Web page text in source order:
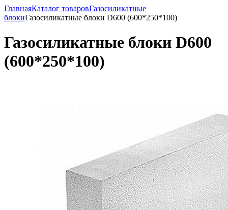
ГлавнаяКаталог товаровГазосиликатные
блокиГазосиликатные блоки D600 (600*250*100)
Газосиликатные блоки D600
(600*250*100)